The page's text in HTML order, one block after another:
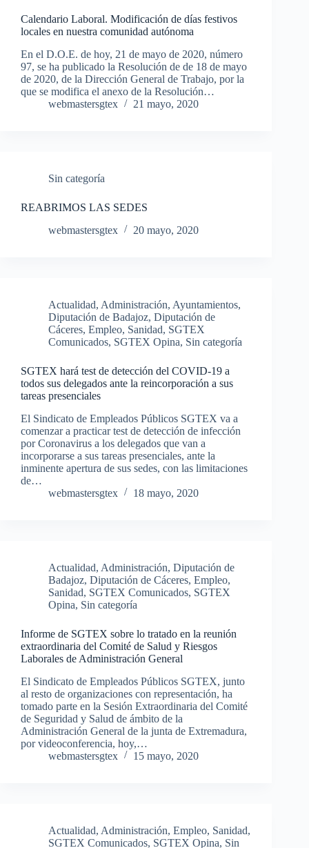
Calendario Laboral. Modificación de días festivos
locales en nuestra comunidad autónoma
En el D.O.E. de hoy, 21 de mayo de 2020, número
97, se ha publicado la Resolución de de 18 de mayo
de 2020, de la Dirección General de Trabajo, por la
que se modifica el anexo de la Resolución…
webmastersgtex
21 mayo, 2020
Sin categoría
REABRIMOS LAS SEDES
webmastersgtex
20 mayo, 2020
Actualidad, Administración, Ayuntamientos,
Diputación de Badajoz, Diputación de
Cáceres, Empleo, Sanidad, SGTEX
Comunicados, SGTEX Opina, Sin categoría
SGTEX hará test de detección del COVID-19 a
todos sus delegados ante la reincorporación a sus
tareas presenciales
El Sindicato de Empleados Públicos SGTEX va a
comenzar a practicar test de detección de infección
por Coronavirus a los delegados que van a
incorporarse a sus tareas presenciales, ante la
inminente apertura de sus sedes, con las limitaciones
de…
webmastersgtex
18 mayo, 2020
Actualidad, Administración, Diputación de
Badajoz, Diputación de Cáceres, Empleo,
Sanidad, SGTEX Comunicados, SGTEX
Opina, Sin categoría
Informe de SGTEX sobre lo tratado en la reunión
extraordinaria del Comité de Salud y Riesgos
Laborales de Administración General
El Sindicato de Empleados Públicos SGTEX, junto
al resto de organizaciones con representación, ha
tomado parte en la Sesión Extraordinaria del Comité
de Seguridad y Salud de ámbito de la
Administración General de la junta de Extremadura,
por videoconferencia, hoy,…
webmastersgtex
15 mayo, 2020
Actualidad, Administración, Empleo, Sanidad,
SGTEX Comunicados, SGTEX Opina, Sin